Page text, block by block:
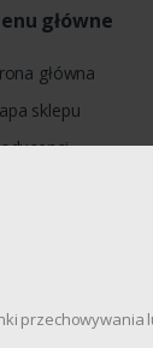
główne
główna
sklepu